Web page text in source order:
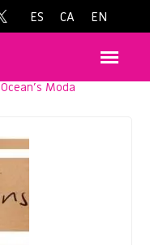
ES CA EN
Ocean’s Moda